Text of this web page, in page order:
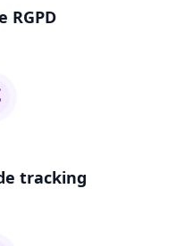
RGPD
tracking